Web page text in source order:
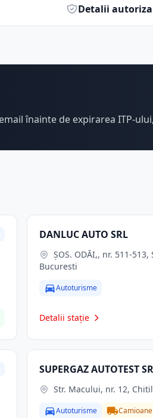
Detalii
înainte de expirarea ITP-
DANLUC AUTO SRL
Bucuresti
Autoturisme
Detalii stație
SUPERGAZ AUTOTEST
Str. Macului, nr. 12,
Autoturisme Camioane